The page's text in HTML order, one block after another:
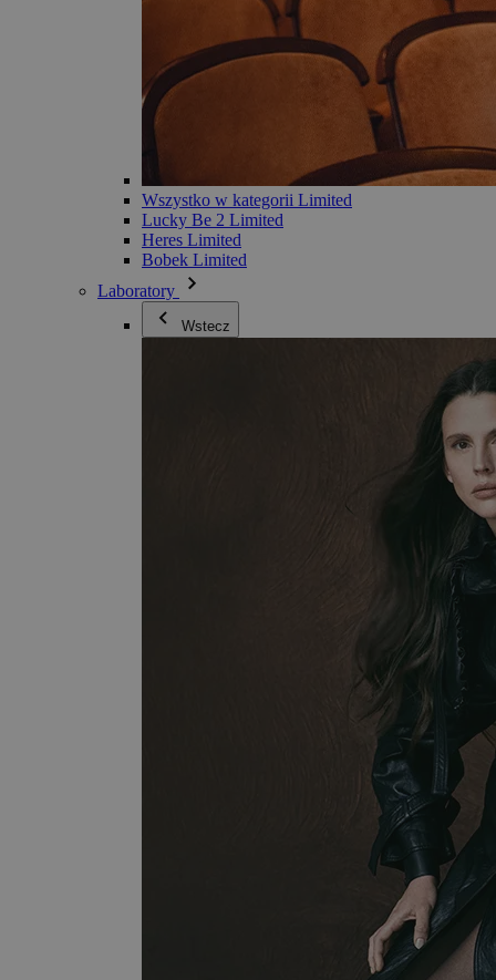
Wszystko w kategorii Limited
Lucky Be 2 Limited
Heres Limited
Bobek Limited
Laboratory
Wstecz